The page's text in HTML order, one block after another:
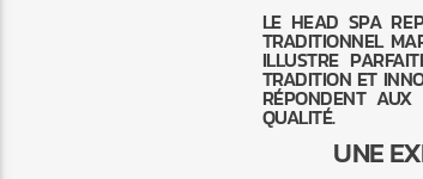
LE HEAD SPA
TRADITIONNEL
ILLUSTRE
TRADITION ET
RÉPONDENT
QUALITÉ.
UNE